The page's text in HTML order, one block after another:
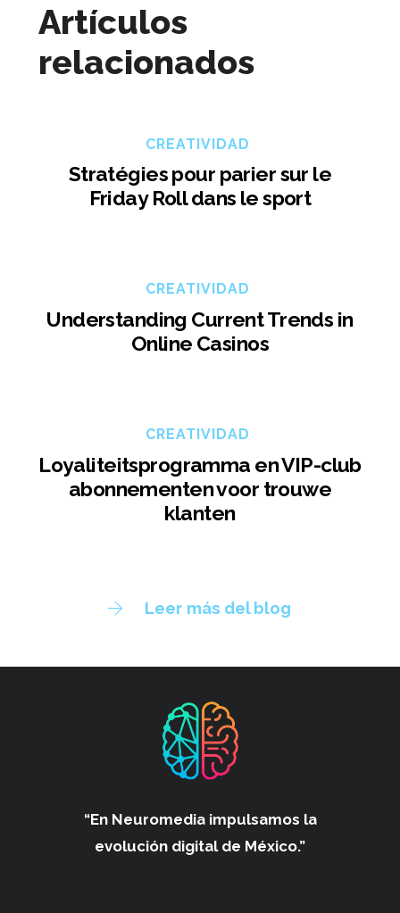
Artículos
relacionados
CREATIVIDAD
Stratégies pour parier sur le
Friday Roll dans le sport
CREATIVIDAD
Understanding Current Trends in
Online Casinos
CREATIVIDAD
Loyaliteitsprogramma en VIP-club
abonnementen voor trouwe
klanten
Leer más del blog
“En Neuromedia impulsamos la
evolución digital de México.”